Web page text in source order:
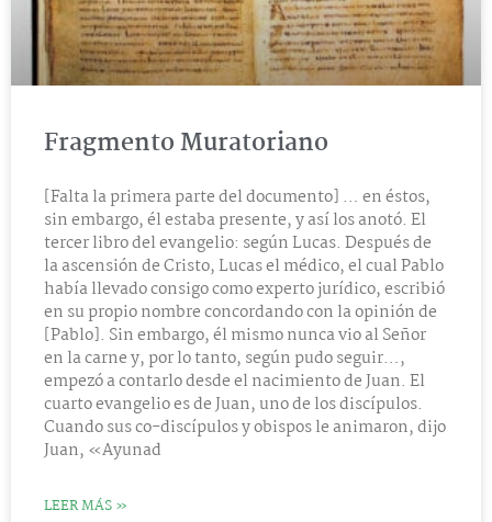
Fragmento Muratoriano
[Falta la primera parte del documento] … en éstos,
sin embargo, él estaba presente, y así los anotó. El
tercer libro del evangelio: según Lucas. Después de
la ascensión de Cristo, Lucas el médico, el cual Pablo
había llevado consigo como experto jurídico, escribió
en su propio nombre concordando con la opinión de
[Pablo]. Sin embargo, él mismo nunca vio al Señor
en la carne y, por lo tanto, según pudo seguir…,
empezó a contarlo desde el nacimiento de Juan. El
cuarto evangelio es de Juan, uno de los discípulos.
Cuando sus co-discípulos y obispos le animaron, dijo
Juan, «Ayunad
LEER MÁS »